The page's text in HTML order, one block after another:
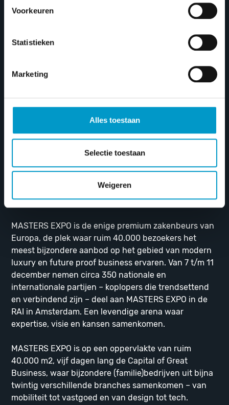
Voorkeuren
Statistieken
Marketing
Alles toestaan
Selectie toestaan
Weigeren
ons prachtige merk Waterspoor op de
in deRAI in Amsterdam.
MASTERS EXPO is de enige premium zakenbeurs van
Europa, de plek waar ruim 40.000 bezoekers het
meest bijzondere aanbod op het gebied van modern
luxury en future proof business ervaren. Van 7 t/m 11
december nemen circa 350 nationale en
internationale partijen – koplopers die trendsettend
en verbindend zijn – deel aan MASTERS EXPO in de
RAI in Amsterdam. Een levendige arena waar
expertise, visie en kansen samenkomen.
MASTERS EXPO is op een oppervlakte van ruim
40.000 m2, vijf dagen lang de Capital of Great
Business, waar bijzondere (familie)bedrijven uit bijna
twintig verschillende branches samenkomen – van
mobiliteit tot vastgoed en van design tot tech.